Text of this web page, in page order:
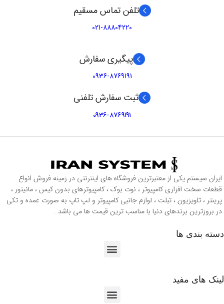
تلفن تماس مسقیم
021-88804220
پیگیری سفارش
0936-8769191
ثبت سفارش تلفنی
0936-8769191
ایران سیستم یکی از معتبرترین فروشگاه های اینترنتی در زمینه فروش انواع
قطعات سخت افزاری کامپیوتر ، نوت بوک ، کامپیوترهای بدون کیس ، مانیتور ،
پرینتر ، تلویزیون ، تبلت ، لوازم جانبی کامپیوتر و لپ تاپ به صورت عمده و تکی
در بروزترین برندهای دنیا با مناسب ترین قیمت ها می باشد .
دسته بندی ها
لینک های مفید